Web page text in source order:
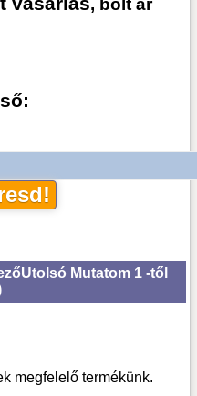
, bolt ár
Utolsó Mutatom 1 -től
megfelelő termékünk.